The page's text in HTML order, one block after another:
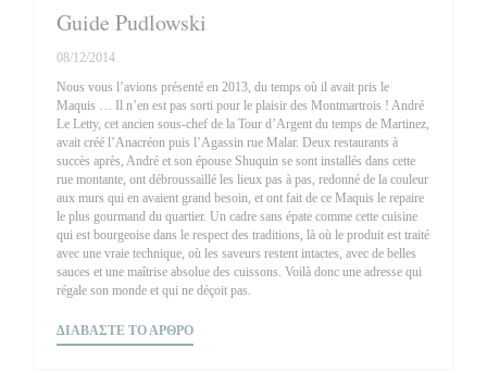
Guide Pudlowski
08/12/2014
Nous vous l’avions présenté en 2013, du temps où il avait pris le
Maquis … Il n’en est pas sorti pour le plaisir des Montmartrois ! André
Le Letty, cet ancien sous-chef de la Tour d’Argent du temps de Martinez,
avait créé l’Anacréon puis l’Agassin rue Malar. Deux restaurants à
succès après, André et son épouse Shuquin se sont installés dans cette
rue montante, ont débroussaillé les lieux pas à pas, redonné de la couleur
aux murs qui en avaient grand besoin, et ont fait de ce Maquis le repaire
le plus gourmand du quartier. Un cadre sans épate comme cette cuisine
qui est bourgeoise dans le respect des traditions, là où le produit est traité
avec une vraie technique, où les saveurs restent intactes, avec de belles
sauces et une maîtrise absolue des cuissons. Voilà donc une adresse qui
régale son monde et qui ne déçoit pas.
ΔΙΑΒΆΣΤΕ ΤΟ ΆΡΘΡΟ((ΑΝΟΊΓΕΙ ΣΕ ΝΈΟ ΠΑΡΆΘΥΡΟ))